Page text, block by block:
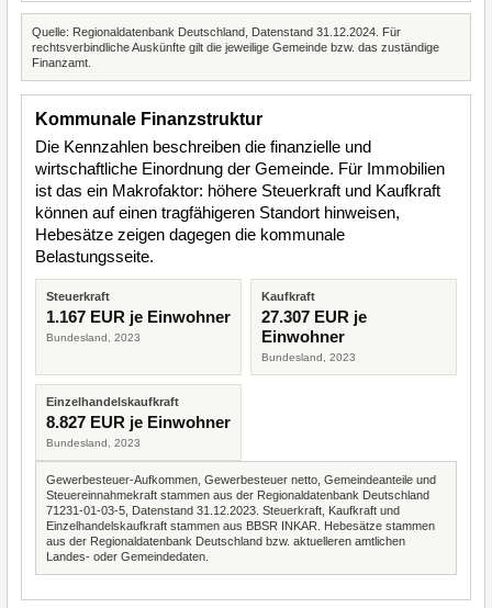
Quelle: Regionaldatenbank Deutschland, Datenstand 31.12.2024. Für
rechtsverbindliche Auskünfte gilt die jeweilige Gemeinde bzw. das zuständige
Finanzamt.
Kommunale Finanzstruktur
Die Kennzahlen beschreiben die finanzielle und
wirtschaftliche Einordnung der Gemeinde. Für Immobilien
ist das ein Makrofaktor: höhere Steuerkraft und Kaufkraft
können auf einen tragfähigeren Standort hinweisen,
Hebesätze zeigen dagegen die kommunale
Belastungsseite.
Steuerkraft
1.167 EUR je Einwohner
Bundesland, 2023
Kaufkraft
27.307 EUR je
Einwohner
Bundesland, 2023
Einzelhandelskaufkraft
8.827 EUR je Einwohner
Bundesland, 2023
Gewerbesteuer-Aufkommen, Gewerbesteuer netto, Gemeindeanteile und
Steuereinnahmekraft stammen aus der Regionaldatenbank Deutschland
71231-01-03-5, Datenstand 31.12.2023. Steuerkraft, Kaufkraft und
Einzelhandelskaufkraft stammen aus BBSR INKAR. Hebesätze stammen
aus der Regionaldatenbank Deutschland bzw. aktuelleren amtlichen
Landes- oder Gemeindedaten.